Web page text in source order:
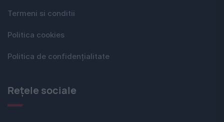
Termeni si conditii
Politica cookies
Politica de confidențialitate
Rețele sociale